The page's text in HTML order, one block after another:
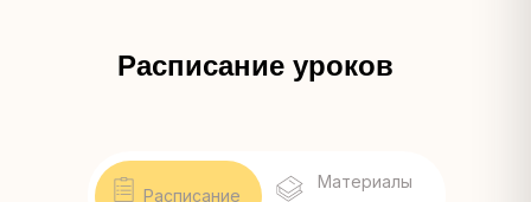
Расписание уроков
Расписание
Материалы